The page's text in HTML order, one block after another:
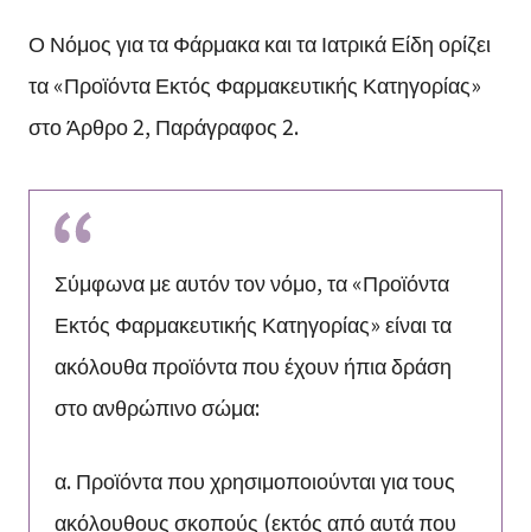
Ο Νόμος για τα Φάρμακα και τα Ιατρικά Είδη ορίζει
τα «Προϊόντα Εκτός Φαρμακευτικής Κατηγορίας»
στο Άρθρο 2, Παράγραφος 2.
Σύμφωνα με αυτόν τον νόμο, τα «Προϊόντα
Εκτός Φαρμακευτικής Κατηγορίας» είναι τα
ακόλουθα προϊόντα που έχουν ήπια δράση
στο ανθρώπινο σώμα:
α. Προϊόντα που χρησιμοποιούνται για τους
ακόλουθους σκοπούς (εκτός από αυτά που